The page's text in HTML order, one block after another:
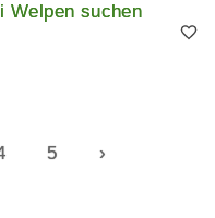
Welpen suchen
5 ›